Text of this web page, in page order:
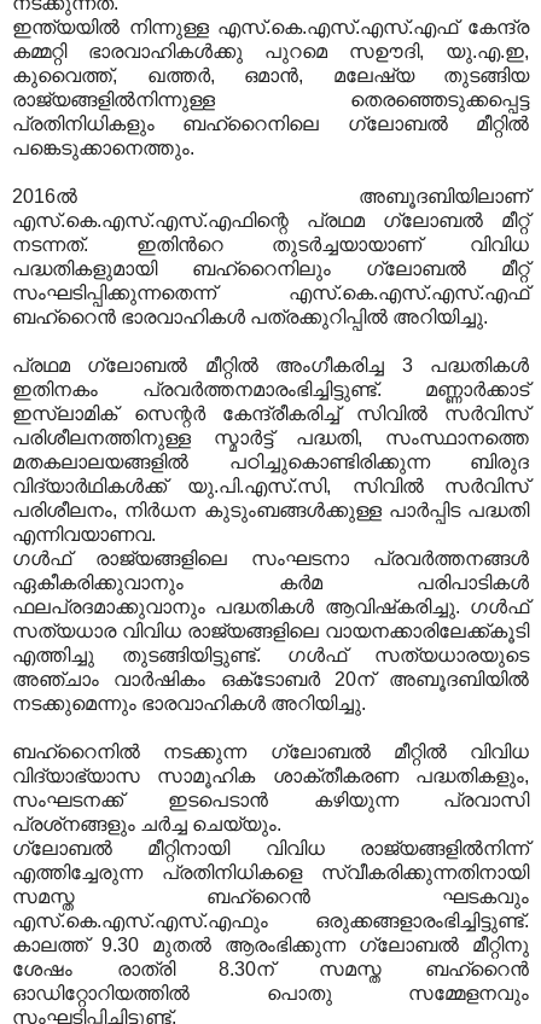
ഇന്ത്യയില്‍ നിന്നുള്ള എസ്.കെ.എസ്.എസ്.എഫ് കേന്ദ്ര
കമ്മറ്റി ഭാരവാഹികള്‍ക്കു പുറമെ സഊദി, യു.എ.ഇ,
കുവൈത്ത്, ഖത്തര്‍, ഒമാന്‍, മലേഷ്യ തുടങ്ങിയ
രാജ്യങ്ങളില്‍നിന്നുള്ള തെരഞ്ഞെടുക്കപ്പെട്ട
പ്രതിനിധികളും ബഹ്റൈനിലെ ഗ്ലോബല്‍ മീറ്റില്‍
പങ്കെടുക്കാനെത്തും.
2016ല്‍ അബൂദബിയിലാണ്
എസ്.കെ.എസ്.എസ്.എഫിന്റെ പ്രഥമ ഗ്ലോബല്‍ മീറ്റ്
നടന്നത്. ഇതിന്‍റെ തുടര്‍ച്ചയായാണ് വിവിധ
പദ്ധതികളുമായി ബഹ്റൈനിലും ഗ്ലോബല്‍ മീറ്റ്
സംഘടിപ്പിക്കുന്നതെന്ന് എസ്.കെ.എസ്.എസ്.എഫ്
ബഹ്റൈന്‍ ഭാരവാഹികള്‍ പത്രക്കുറിപ്പില്‍ അറിയിച്ചു.
പ്രഥമ ഗ്ലോബല്‍ മീറ്റില്‍ അംഗീകരിച്ച 3 പദ്ധതികള്‍
ഇതിനകം പ്രവര്‍ത്തനമാരംഭിച്ചിട്ടുണ്ട്. മണ്ണാര്‍ക്കാട്
ഇസ്‌ലാമിക് സെന്റര്‍ കേന്ദ്രീകരിച്ച് സിവില്‍ സര്‍വിസ്
പരിശീലനത്തിനുള്ള സ്മാര്‍ട്ട് പദ്ധതി, സംസ്ഥാനത്തെ
മതകലാലയങ്ങളില്‍ പഠിച്ചുകൊണ്ടിരിക്കുന്ന ബിരുദ
വിദ്യാര്‍ഥികള്‍ക്ക് യു.പി.എസ്.സി, സിവില്‍ സര്‍വിസ്
പരിശീലനം, നിര്‍ധന കുടുംബങ്ങള്‍ക്കുള്ള പാര്‍പ്പിട പദ്ധതി
എന്നിവയാണവ.
ഗള്‍ഫ് രാജ്യങ്ങളിലെ സംഘടനാ പ്രവര്‍ത്തനങ്ങള്‍
ഏകീകരിക്കുവാനും കര്‍മ പരിപാടികള്‍
ഫലപ്രദമാക്കുവാനും പദ്ധതികള്‍ ആവിഷ്‌കരിച്ചു. ഗള്‍ഫ്
സത്യധാര വിവിധ രാജ്യങ്ങളിലെ വായനക്കാരിലേക്ക്കൂടി
എത്തിച്ചു തുടങ്ങിയിട്ടുണ്ട്. ഗള്‍ഫ് സത്യധാരയുടെ
അഞ്ചാം വാര്‍ഷികം ഒക്‌ടോബര്‍ 20ന് അബൂദബിയില്‍
നടക്കുമെന്നും ഭാരവാഹികള്‍ അറിയിച്ചു.
ബഹ്‌റൈനില്‍ നടക്കുന്ന ഗ്ലോബല്‍ മീറ്റില്‍ വിവിധ
വിദ്യാഭ്യാസ സാമൂഹിക ശാക്തീകരണ പദ്ധതികളും,
സംഘടനക്ക് ഇടപെടാന്‍ കഴിയുന്ന പ്രവാസി
പ്രശ്‌നങ്ങളും ചര്‍ച്ച ചെയ്യും.
ഗ്ലോബല്‍ മീറ്റിനായി വിവിധ രാജ്യങ്ങളില്‍നിന്ന്
എത്തിച്ചേരുന്ന പ്രതിനിധികളെ സ്വീകരിക്കുന്നതിനായി
സമസ്ത ബഹ്റൈന്‍ ഘടകവും
എസ്.കെ.എസ്.എസ്.എഫും ഒരുക്കങ്ങളാരംഭിച്ചിട്ടുണ്ട്.
കാലത്ത് 9.30 മുതല്‍ ആരംഭിക്കുന്ന ഗ്ലോബല്‍ മീറ്റിനു
ശേഷം രാത്രി 8.30ന് സമസ്ത ബഹ്റൈന്‍
ഓഡിറ്റോറിയത്തില്‍ പൊതു സമ്മേളനവും
സംഘടിപ്പിച്ചിട്ടുണ്ട്.